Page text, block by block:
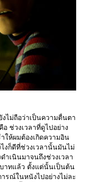
ไม่ถือว่าเป็นความตื่นตา
ช่วงเวลาที่ดูไปอย่าง
ให้ผมต้องเกิดความอิน
งก็ดีที่ช่วงเวลานั้นมันไม่
ำเนินมาจนถึงช่วงเวลา
าทแล้ว ตั้งแต่นั้นเป็นต้น
ารณ์ในหนังไปอย่างไม่ละ